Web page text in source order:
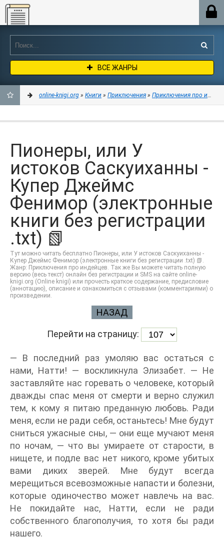
Online-knigi.org
ВСЕ ЖАНРЫ
ЗАКЛАДКИ
online-knigi.org » Книги » Приключения » Приключения про
Пионеры, или У
истоков Саскуиханны -
Купер Джеймс
Фенимор (электронные
книги без регистрации
.txt) 📗
Тут можно читать бесплатно Пионеры, или У истоков Саскуиханны -
Купер Джеймс Фенимор (электронные книги без регистрации .txt) 📗.
Жанр: Приключения про индейцев. Так же Вы можете читать полную
версию (весь текст) онлайн без регистрации и SMS на сайте online-
knigi.org (Online knigi) или прочесть краткое содержание, предисловие
(аннотацию), описание и ознакомиться с отзывами (комментариями) о
произведении.
НАЗАД
Перейти на страницу:
— В последний раз умоляю вас остаться с
нами, Натти! — воскликнула Элизабет. — Не
заставляйте нас горевать о человеке, который
дважды спас меня от смерти и верно служил
тем, к кому я питаю преданную любовь. Ради
меня, если не ради себя, останьтесь! Мне будут
сниться ужасные сны, — они еще мучают меня
по ночам, — что вы умираете от старости, в
нищете, и подле вас нет никого, кроме убитых
вами диких зверей. Мне будут всегда
мерещиться всевозможные напасти и болезни,
которые одиночество может навлечь на вас.
Не покидайте нас, Натти, если не ради
собственного благополучия, то хотя бы ради
нашего.